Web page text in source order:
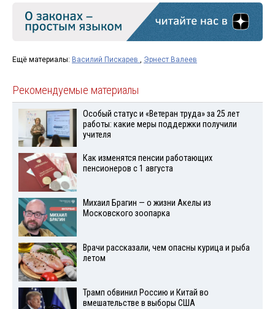
Ещё материалы: Василий Пискарев Эрнест Валеев
Рекомендуемые материалы
Особый статус и «Ветеран труда» за 25 лет
работы: какие меры поддержки получили
учителя
Как изменятся пенсии работающих
пенсионеров с 1 августа
Михаил Брагин — о жизни Акелы из
Московского зоопарка
Врачи рассказали, чем опасны курица и рыба
летом
Трамп обвинил Россию и Китай во
вмешательстве в выборы США